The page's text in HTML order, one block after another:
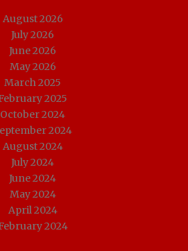
August 2026
July 2026
June 2026
May 2026
March 2025
2025
October 2024
2024
August 2024
July 2024
June 2024
May 2024
April 2024
2024